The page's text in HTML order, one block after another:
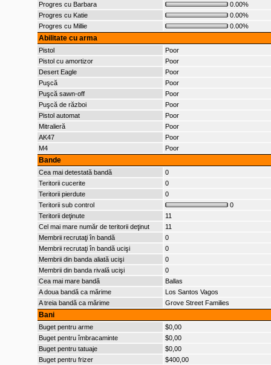
Progres cu Barbara
0.00%
Progres cu Katie
0.00%
Progres cu Millie
0.00%
Abilitate cu arma
Pistol
Poor
Pistol cu amortizor
Poor
Desert Eagle
Poor
Puşcă
Poor
Puşcă sawn-off
Poor
Puşcă de război
Poor
Pistol automat
Poor
Mitralieră
Poor
AK47
Poor
M4
Poor
Bande
Cea mai detestată bandă
0
Teritorii cucerite
0
Teritorii pierdute
0
Teritorii sub control
0
Teritorii deţinute
11
Cel mai mare număr de teritorii deţinut
11
Membrii recrutaţi în bandă
0
Membrii recrutaţi în bandă ucişi
0
Membrii din banda aliată ucişi
0
Membrii din banda rivală ucişi
0
Cea mai mare bandă
Ballas
A doua bandă ca mărime
Los Santos Vagos
A treia bandă ca mărime
Grove Street Families
Bani
Buget pentru arme
$0,00
Buget pentru îmbracaminte
$0,00
Buget pentru tatuaje
$0,00
Buget pentru frizer
$400,00